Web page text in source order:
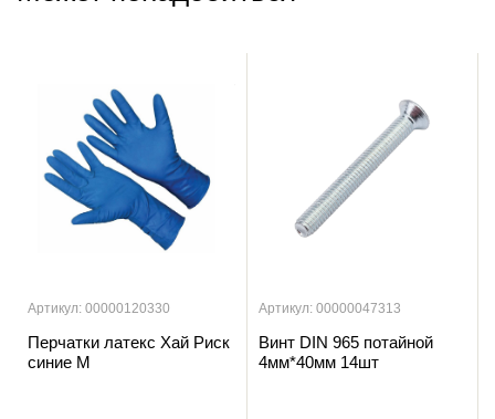
Артикул: 00000120330
Перчатки латекс Хай Риск
синие М
Артикул: 00000047313
Винт DIN 965 потайной
4мм*40мм 14шт